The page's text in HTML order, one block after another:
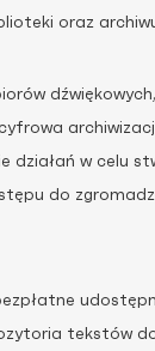
oraz
działań w celu
do
tekstów